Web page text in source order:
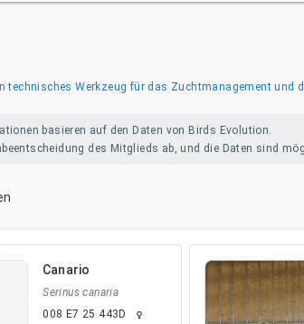
technisches Werkzeug für das Zuchtmanagement
basieren auf den Daten von Birds Evolution.
des Mitglieds ab, und die Daten sind
Canario
Serinus canaria
008 E7 25 443D
female